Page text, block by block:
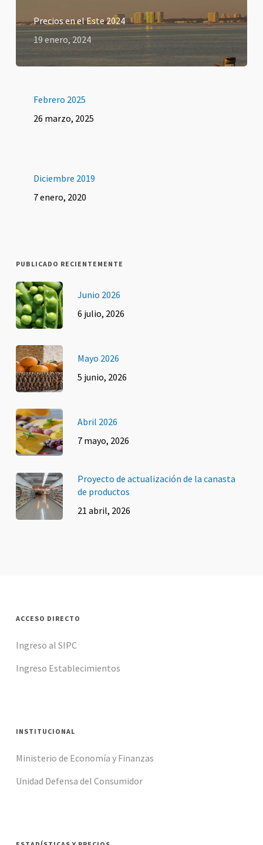
Precios en el Este 2024
19 enero, 2024
Febrero 2025
26 marzo, 2025
Diciembre 2019
7 enero, 2020
PUBLICADO RECIENTEMENTE
Junio 2026
6 julio, 2026
Mayo 2026
5 junio, 2026
Abril 2026
7 mayo, 2026
Proyecto de actualización de la canasta
de productos
21 abril, 2026
ACCESO DIRECTO
Ingreso al SIPC
Ingreso Establecimientos
INSTITUCIONAL
Ministerio de Economía y Finanzas
Unidad Defensa del Consumidor